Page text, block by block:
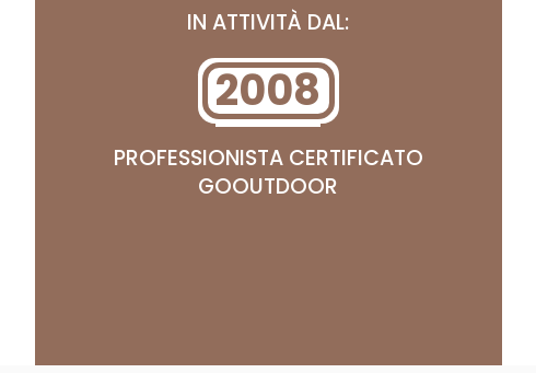
IN ATTIVITÀ DAL:
2008
PROFESSIONISTA CERTIFICATO
GOOUTDOOR